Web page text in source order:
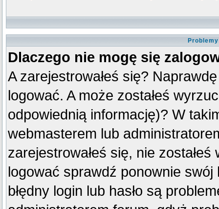
Dlaczego nie mogę się
A zarejestrowałeś się?
logować. A może zostałeś
odpowiednią informację)? W
webmasterem lub
zarejestrowałeś się, nie
logować sprawdź ponownie swój
błędny login lub hasło są